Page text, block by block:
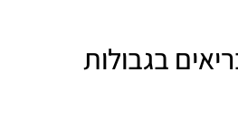
בגבולות